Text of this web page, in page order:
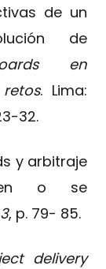
de un
de
en
. Lima:
32.
y arbitraje
o se
, p. 79- 85.
delivery